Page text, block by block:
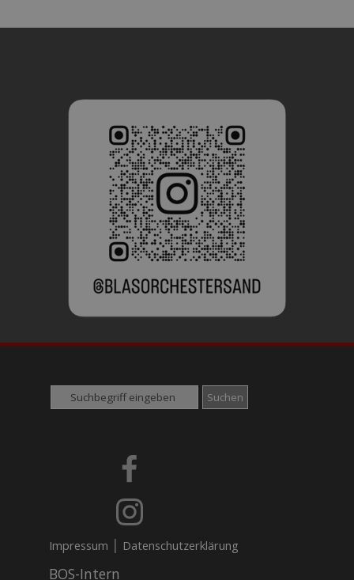
Suchen
Impressum | Datenschutzerklärung
BOS-Intern